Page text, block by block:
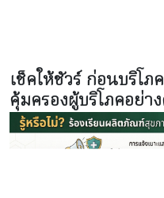
เช็คให้ชัวร์ ก่อนบริโ
คุ้มครองผู้บริโภคอย่า